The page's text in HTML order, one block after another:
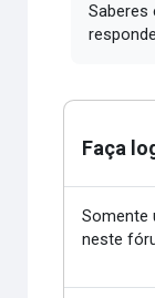
Saberes
Faça
Somente
neste